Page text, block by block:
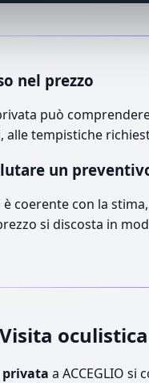
nel prezzo
può
alle tempistiche
un
coerente con la
si discosta in
a ACCEGLIO